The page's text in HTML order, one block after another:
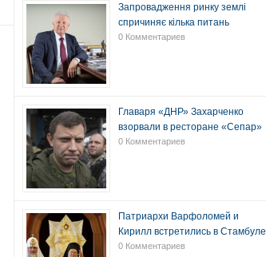
Запровадження ринку землі
спричиняє кілька питань
0 Комментариев
Главаря «ДНР» Захарченко
взорвали в ресторане «Сепар»
0 Комментариев
Патриархи Варфоломей и
Кирилл встретились в Стамбуле
0 Комментариев